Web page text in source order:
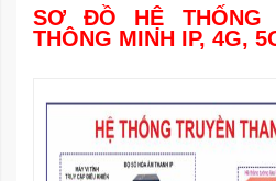
SƠ ĐỒ HỆ THỐNG
THÔNG MINH IP, 4G,